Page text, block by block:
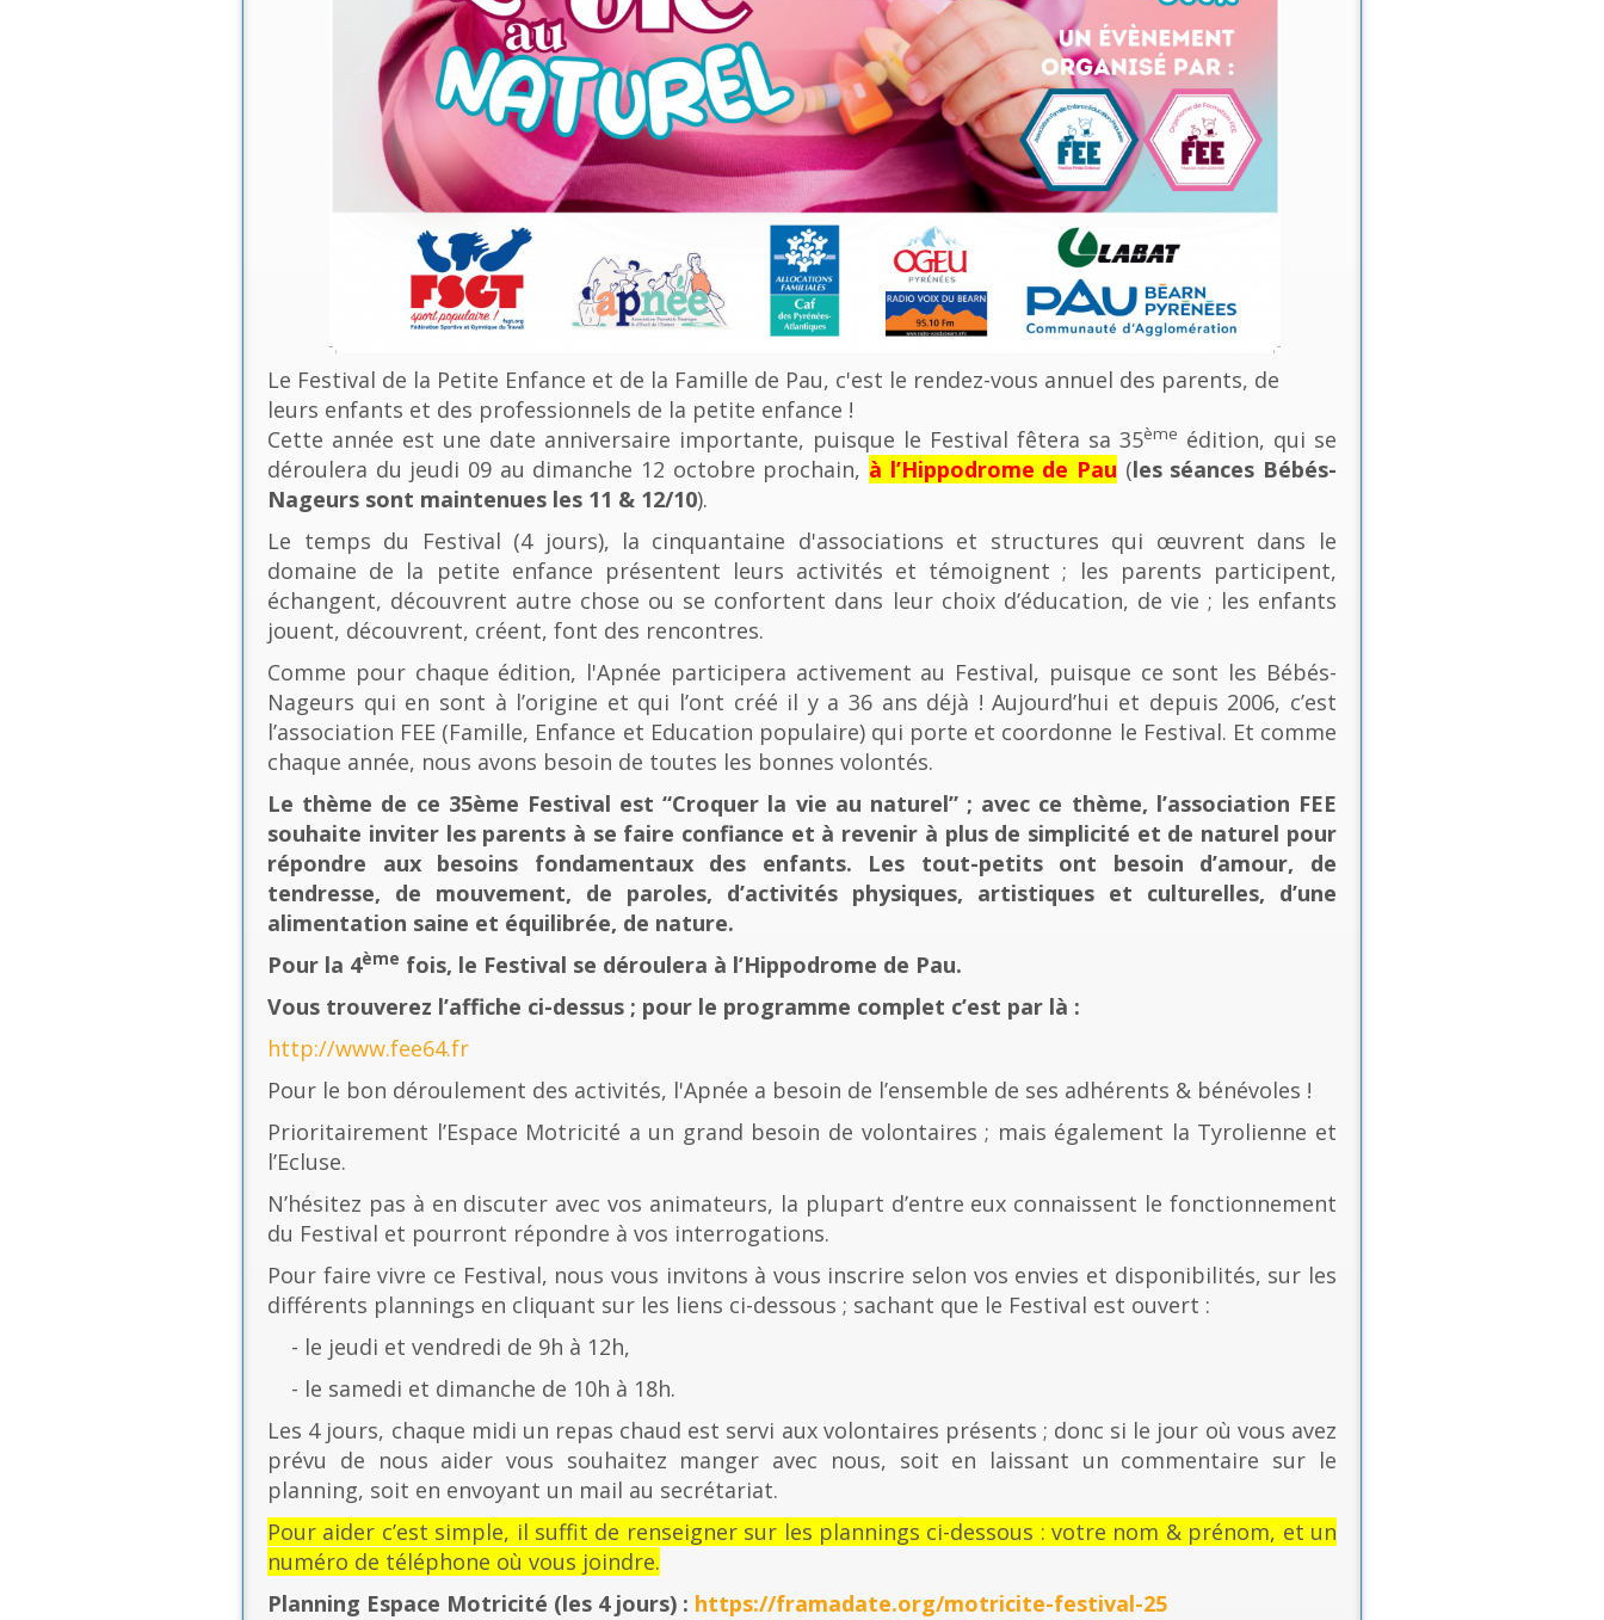
Le Festival de la Petite Enfance et de la Famille de Pau, c'est le rendez-vous annuel des parents, de
leurs enfants et des professionnels de la petite enfance !
Cette année est une date anniversaire importante, puisque le Festival fêtera sa 35ème édition, qui se
déroulera du jeudi 09 au dimanche 12 octobre prochain, à l’Hippodrome de Pau (les séances Bébés-
Nageurs sont maintenues les 11 & 12/10).
Le temps du Festival (4 jours), la cinquantaine d'associations et structures qui œuvrent dans le
domaine de la petite enfance présentent leurs activités et témoignent ; les parents participent,
échangent, découvrent autre chose ou se confortent dans leur choix d’éducation, de vie ; les enfants
jouent, découvrent, créent, font des rencontres.
Comme pour chaque édition, l'Apnée participera activement au Festival, puisque ce sont les Bébés-
Nageurs qui en sont à l’origine et qui l’ont créé il y a 36 ans déjà ! Aujourd’hui et depuis 2006, c’est
l’association FEE (Famille, Enfance et Education populaire) qui porte et coordonne le Festival. Et comme
chaque année, nous avons besoin de toutes les bonnes volontés.
Le thème de ce 35ème Festival est “Croquer la vie au naturel” ; avec ce thème, l’association FEE
souhaite inviter les parents à se faire confiance et à revenir à plus de simplicité et de naturel pour
répondre aux besoins fondamentaux des enfants. Les tout-petits ont besoin d’amour, de
tendresse, de mouvement, de paroles, d’activités physiques, artistiques et culturelles, d’une
alimentation saine et équilibrée, de nature.
Pour la 4ème fois, le Festival se déroulera à l’Hippodrome de Pau.
Vous trouverez l’affiche ci-dessus ; pour le programme complet c’est par là :
http://www.fee64.fr
Pour le bon déroulement des activités, l'Apnée a besoin de l’ensemble de ses adhérents & bénévoles !
Prioritairement l’Espace Motricité a un grand besoin de volontaires ; mais également la Tyrolienne et
l’Ecluse.
N’hésitez pas à en discuter avec vos animateurs, la plupart d’entre eux connaissent le fonctionnement
du Festival et pourront répondre à vos interrogations.
Pour faire vivre ce Festival, nous vous invitons à vous inscrire selon vos envies et disponibilités, sur les
différents plannings en cliquant sur les liens ci-dessous ; sachant que le Festival est ouvert :
- le jeudi et vendredi de 9h à 12h,
- le samedi et dimanche de 10h à 18h.
Les 4 jours, chaque midi un repas chaud est servi aux volontaires présents ; donc si le jour où vous avez
prévu de nous aider vous souhaitez manger avec nous, soit en laissant un commentaire sur le
planning, soit en envoyant un mail au secrétariat.
Pour aider c’est simple, il suffit de renseigner sur les plannings ci-dessous : votre nom & prénom, et un
numéro de téléphone où vous joindre.
Planning Espace Motricité (les 4 jours) : https://framadate.org/motricite-festival-25